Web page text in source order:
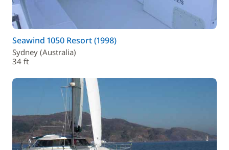
Seawind 1050 Resort (1998)
Sydney (Australia)
34 ft